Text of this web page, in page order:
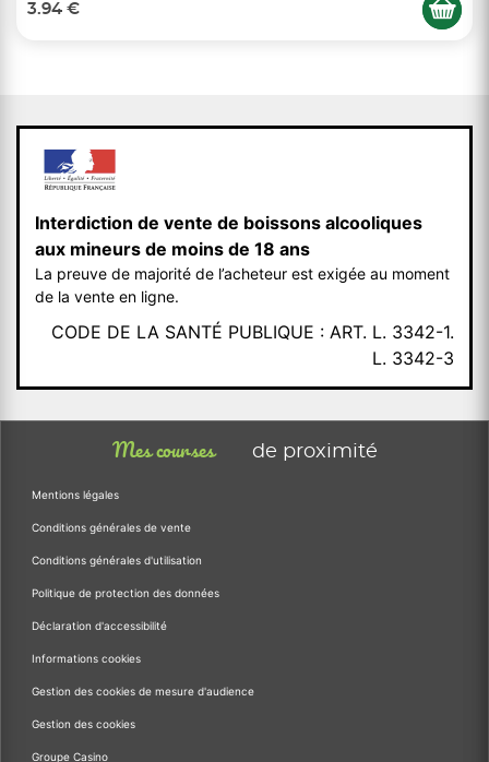
3.94 €
Interdiction de vente de boissons alcooliques
aux mineurs de moins de 18 ans
La preuve de majorité de l’acheteur est exigée au moment
de la vente en ligne.
CODE DE LA SANTÉ PUBLIQUE : ART. L. 3342-1.
L. 3342-3
Mes courses de proximité
Mentions légales
Conditions générales de vente
Conditions générales d'utilisation
Politique de protection des données
Déclaration d'accessibilité
Informations cookies
Gestion des cookies de mesure d'audience
Gestion des cookies
Groupe Casino